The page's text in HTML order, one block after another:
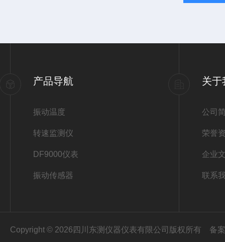
产品导航
振动温度
转速监测仪
DF9000仪表
振动传感器
关于
公司
荣誉
企业
联系
Copyright © 2026四川东测仪器仪表有限公司版权所有 备